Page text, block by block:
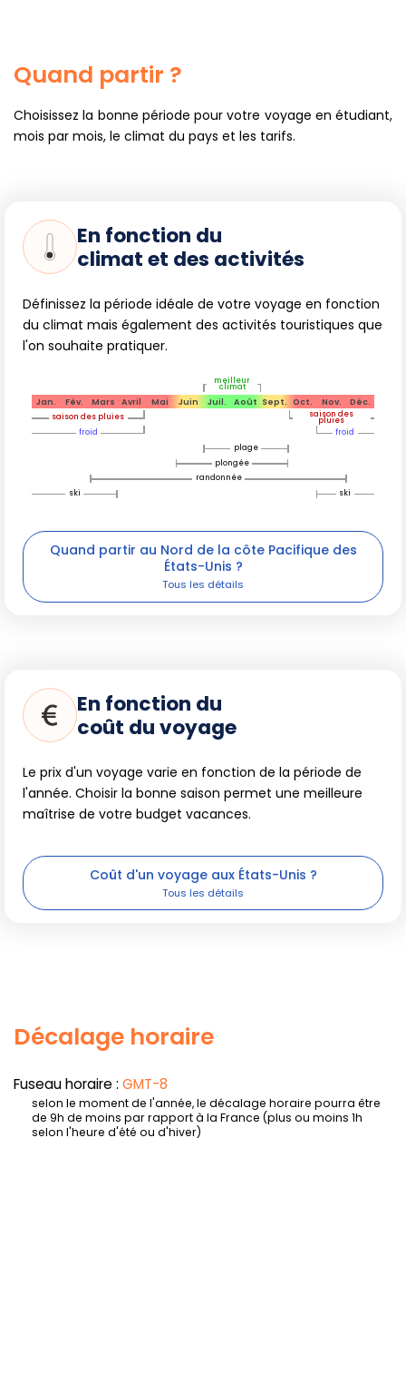
Quand partir ?
Choisissez la bonne période pour votre voyage en étudiant,
mois par mois, le climat du pays et les tarifs.
En fonction du
climat et des activités
Définissez la période idéale de votre voyage en fonction
du climat mais également des activités touristiques que
l'on souhaite pratiquer.
meilleur
climat
Jan. Fév. Mars Avril Mai Juin Juil. Août Sept. Oct. Nov. Déc.
saison des pluies saison des
pluies
froid
froid
plage
plongée
randonnée
ski
ski
Quand partir au Nord de la côte Pacifique des
États-Unis ?
En fonction du
coût du voyage
Le prix d'un voyage varie en fonction de la période de
l'année. Choisir la bonne saison permet une meilleure
maîtrise de votre budget vacances.
Coût d'un voyage aux États-Unis ?
Décalage horaire
Fuseau horaire : GMT-8
selon le moment de l'année, le décalage horaire pourra être
de 9h de moins par rapport à la France (plus ou moins 1h
selon l'heure d'été ou d'hiver)